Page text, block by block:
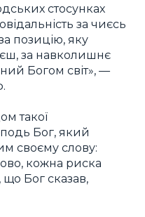
стосунках
за чиєсь
позицію, яку
за навколишнє
Богом світ», —
такої
Бог, який
своєму слову:
кожна риска
що Бог сказав,